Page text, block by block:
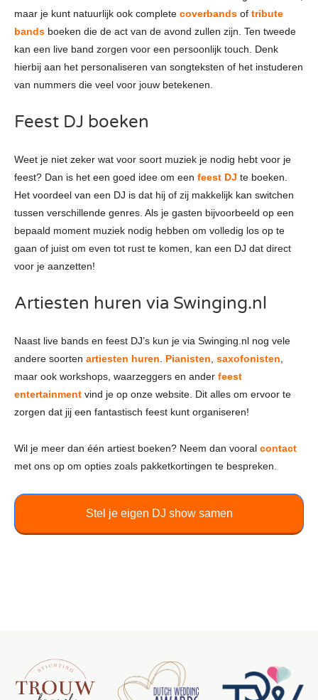
maar je kunt natuurlijk ook complete coverbands of tribute
bands boeken die de act van de avond zullen zijn. Ten tweede
kan een live band zorgen voor een persoonlijk touch. Denk
hierbij aan het personaliseren van songteksten of het instuderen
van nummers die veel voor jouw betekenen.
Feest DJ boeken
Weet je niet zeker wat voor soort muziek je nodig hebt voor je
feest? Dan is het een goed idee om een feest DJ te boeken.
Het voordeel van een DJ is dat hij of zij makkelijk kan switchen
tussen verschillende genres. Als je gasten bijvoorbeeld op een
bepaald moment muziek nodig hebben om volledig los op te
gaan of juist om even tot rust te komen, kan een DJ dat direct
voor je aanzetten!
Artiesten huren via Swinging.nl
Naast live bands en feest DJ’s kun je via Swinging.nl nog vele
andere soorten artiesten huren Pianisten saxofonisten
maar ook workshops, waarzeggers en ander feest
entertainment vind je op onze website. Dit alles om ervoor te
zorgen dat jij een fantastisch feest kunt organiseren!
Wil je meer dan één artiest boeken? Neem dan vooral contact
met ons op om opties zoals pakketkortingen te bespreken.
Stel je eigen DJ show samen